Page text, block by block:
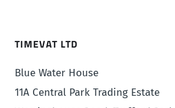
TIMEVAT LTD
Blue Water House
11A Central Park Trading Estate